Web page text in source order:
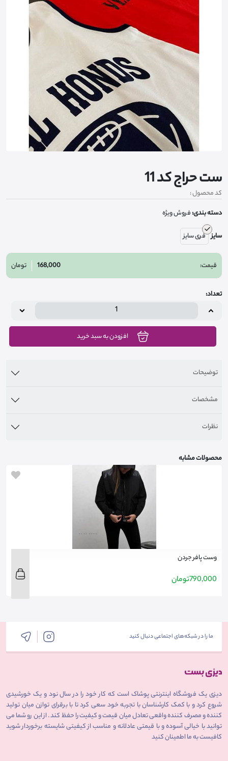
ست حراج کد 11
کد محصول :
دسته بندی:فروش ویژه
سایز فری سایز
قیمت: 168,000 تومان
تعداد:
افزودن به سبد خرید
توضیحات
مشخصات
نظرات
محصولات مشابه
وست پافر جردن
790,000تومان
ما را در شبکه‌های اجتماعی دنبال کنید
دیزی یک فروشگاه اینترنتی پوشاک است که کار خود را در سال نود و یک خورشیدی
شروع کرد و با کمک کارشناسان با تجربه خود سعی کرد تا با برقرای توازن میان تولید
کننده و مصرف کننده واقعی تعادل میان قیمت و کیفیت را حفظ کند . از این رو شما می
توانید با خیالی آسوده و با قیمتی عادلانه و مناسب از کیفیتی شایسته برخوردار شوید
کافیست به ما اطمینان کنید